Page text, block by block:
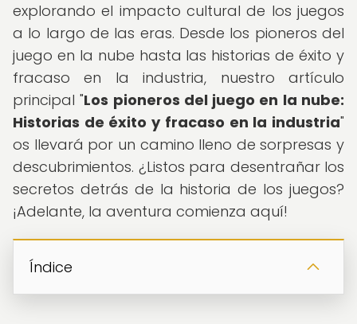
explorando el impacto cultural de los juegos
a lo largo de las eras. Desde los pioneros del
juego en la nube hasta las historias de éxito y
fracaso en la industria, nuestro artículo
principal "Los pioneros del juego en la nube:
Historias de éxito y fracaso en la industria"
os llevará por un camino lleno de sorpresas y
descubrimientos. ¿Listos para desentrañar los
secretos detrás de la historia de los juegos?
¡Adelante, la aventura comienza aquí!
Índice